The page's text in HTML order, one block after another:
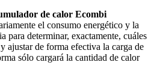
de calor Ecombi
el consumo energético y la
para determinar, exactamente, cuáles
ajustar de forma efectiva la carga de
sólo cargará la cantidad de calor